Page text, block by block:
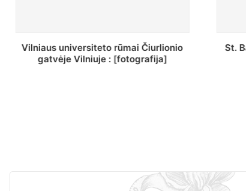
St. Batoro universiteto J. Pilsudskio
kolegija : [fotografija]